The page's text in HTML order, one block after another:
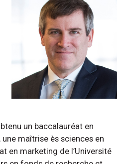
un baccalauréat en
maîtrise ès sciences en
en marketing de l’Université